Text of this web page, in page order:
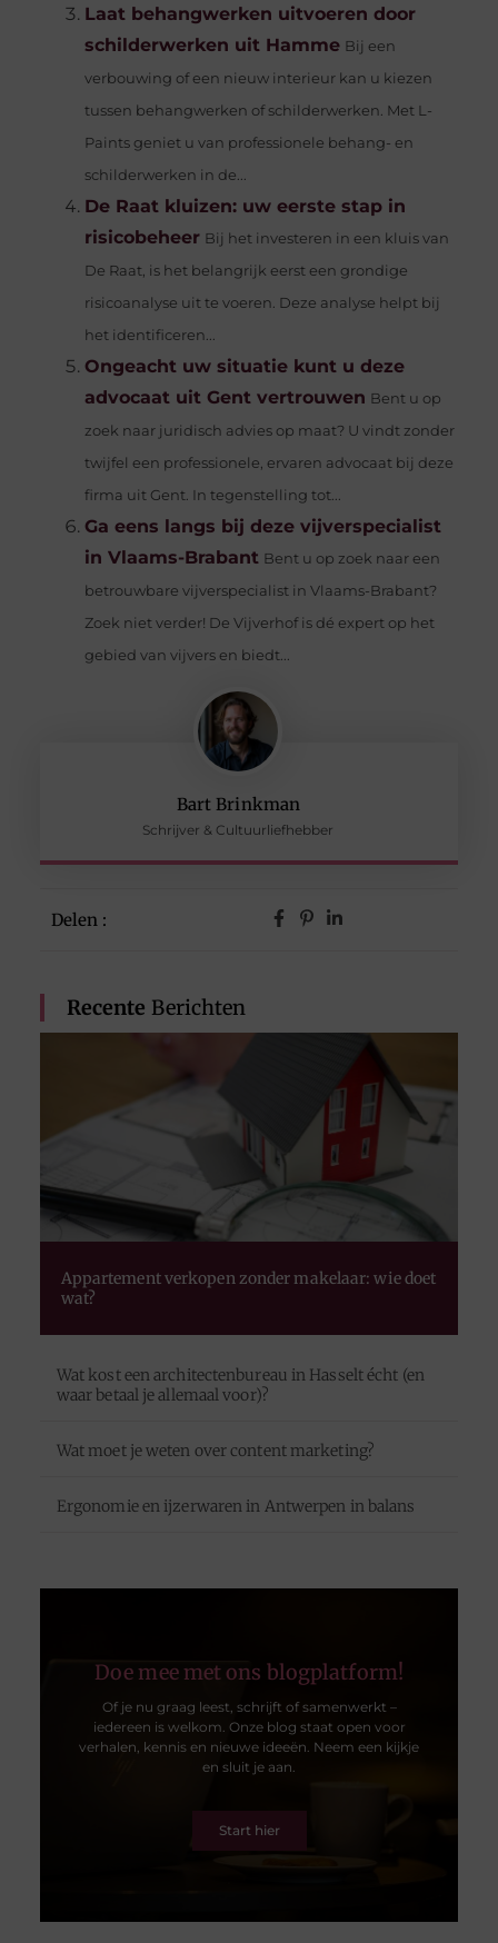
Bart Brinkman
Schrijver & Cultuurliefhebber
Delen :
Recente Berichten
Appartement verkopen zonder makelaar: wie doet
wat?
Wat kost een architectenbureau in Hasselt écht (en
waar betaal je allemaal voor)?
Wat moet je weten over content marketing?
Ergonomie en ijzerwaren in Antwerpen in balans
Doe mee met ons blogplatform!
Of je nu graag leest, schrijft of samenwerkt –
iedereen is welkom. Onze blog staat open voor
verhalen, kennis en nieuwe ideeën. Neem een kijkje
en sluit je aan.
Start hier
Laat behangwerken uitvoeren door
schilderwerken uit Hamme Bij een
verbouwing of een nieuw interieur kan u kiezen
tussen behangwerken of schilderwerken. Met L-
Paints geniet u van professionele behang- en
schilderwerken in de...
De Raat kluizen: uw eerste stap in
risicobeheer Bij het investeren in een kluis van
De Raat, is het belangrijk eerst een grondige
risicoanalyse uit te voeren. Deze analyse helpt bij
het identificeren...
Ongeacht uw situatie kunt u deze
advocaat uit Gent vertrouwen Bent u op
zoek naar juridisch advies op maat? U vindt zonder
twijfel een professionele, ervaren advocaat bij deze
firma uit Gent. In tegenstelling tot...
Ga eens langs bij deze vijverspecialist
in Vlaams-Brabant Bent u op zoek naar een
betrouwbare vijverspecialist in Vlaams-Brabant?
Zoek niet verder! De Vijverhof is dé expert op het
gebied van vijvers en biedt...